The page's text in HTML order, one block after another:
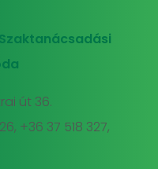
Szaktanácsadási
út 36.
+36 37 518 327,